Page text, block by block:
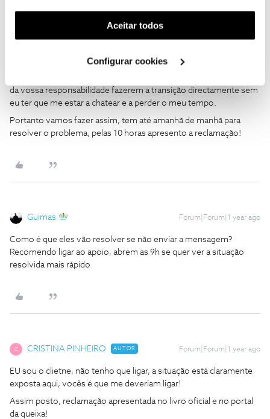
funcionalidade) e adaptar anúncios aos seus interesses
(cookies de publicidade personalizada). Pode gerir a
utilização dos cookies clicando em "Configurar
Aceitar todos
Configurar cookies
CRISTINA PINHEIRO
da vossa responsabilidade fazerem a transição directamente sem
eu ter que me estar a chatear e a perder o meu tempo.
Portanto vamos fazer assim, tem até amanhã de manhã para
resolver o problema, pelas 10 horas apresento a reclamação!
Guimas Forum|Forum|1 year ago
Como é que eles vão resolver se não enviar a mensagem?
Recomendo ligar ao apoio, abrem as 9h se quer ver a situação
resolvida mais rápido
C CRISTINA PINHEIRO AUTOR Forum|Forum|1 year ago
EU sou o clietne, não tenho que ligar, a situação está claramente
exposta aqui, vocês é que me deveriam ligar!
Assim posto, reclamação apresentada no livro oficial e no portal
da queixa!